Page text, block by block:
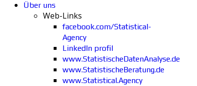
Über uns
Web-Links
facebook.com/Statistical-
Agency
LinkedIn profil
www.StatistischeDatenAnalyse.de
www.StatistischeBeratung.de
www.Statistical.Agency